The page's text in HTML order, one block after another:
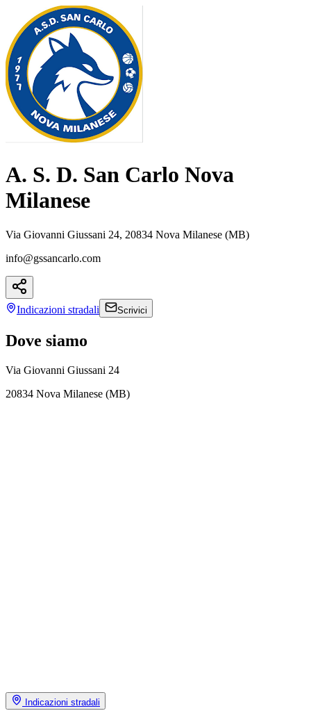
A. S. D. San Carlo Nova
Milanese
Via Giovanni Giussani 24, 20834 Nova Milanese (MB)
info@gssancarlo.com
Indicazioni stradali Scrivici
Dove siamo
Via Giovanni Giussani 24
20834 Nova Milanese (MB)
Indicazioni stradali